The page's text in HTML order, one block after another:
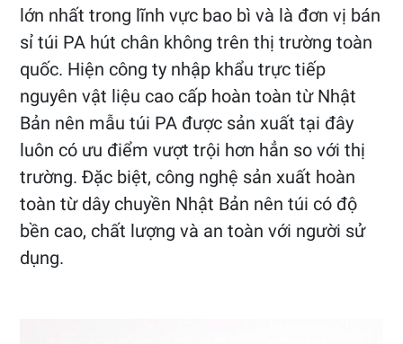
lớn nhất trong lĩnh vực bao bì và là đơn vị bán
sỉ túi PA hút chân không trên thị trường toàn
quốc. Hiện công ty nhập khẩu trực tiếp
nguyên vật liệu cao cấp hoàn toàn từ Nhật
Bản nên mẫu túi PA được sản xuất tại đây
luôn có ưu điểm vượt trội hơn hẳn so với thị
trường. Đặc biệt, công nghệ sản xuất hoàn
toàn từ dây chuyền Nhật Bản nên túi có độ
bền cao, chất lượng và an toàn với người sử
dụng.